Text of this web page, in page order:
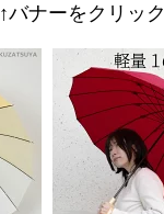
↑バナーをクリッ